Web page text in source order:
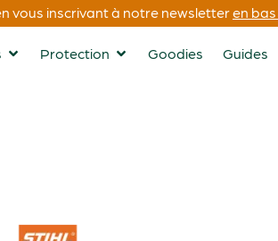
vous inscrivant à notre newsletteren
Protection Goodies Guides
STIHL